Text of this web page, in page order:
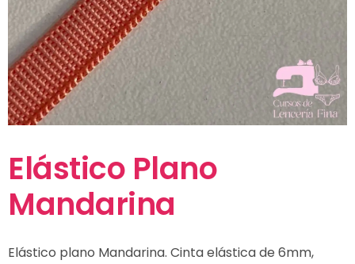
Elástico Plano
Mandarina
Elástico plano Mandarina. Cinta elástica de 6mm,